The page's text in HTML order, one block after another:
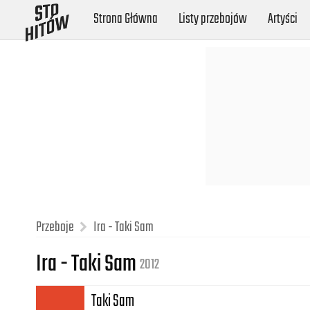
Strona Główna Listy przebojów Artyści
Przeboje Ira - Taki Sam
Ira - Taki Sam2012
Taki Sam